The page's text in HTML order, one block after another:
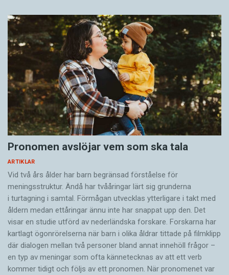
Pronomen avslöjar vem som ska tala
ARTIKLAR
Vid två års ålder har barn begränsad förståelse för
meningsstruktur. Ändå har tvååringar lärt sig grunderna
i turtagning i samtal. Förmågan utvecklas ytterligare i takt med
åldern medan ettåringar ännu inte har snappat upp den. Det
visar en studie utförd av nederländska forskare. Forskarna har
kartlagt ögonrörelserna när barn i olika åldrar tittade på filmklipp
där dialogen mellan två personer bland annat innehöll frågor –
en typ av meningar som ofta kännetecknas av att ett verb
kommer tidigt och följs av ett pronomen. När pronomenet var